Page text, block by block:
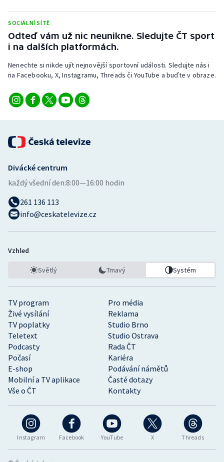
SOCIÁLNÍ SÍTĚ
Odteď vám už nic neunikne. Sledujte ČT sport
i na dalších platformách.
Nenechte si nikde ujít nejnovější sportovní události. Sledujte nás i
na Facebooku, X, Instagramu, Threads či YouTube a buďte v obraze.
Instagram Facebook YouTube X Threads
TV program
Pro média
Živé vysílání
Reklama
TV poplatky
Studio Brno
Teletext
Studio Ostrava
Podcasty
Rada ČT
Počasí
Kariéra
E-shop
Podávání námětů
Mobilní a TV aplikace
Časté dotazy
Vše o ČT
Kontakty
Divácké centrum
každý všední den:8:00—16:00 hodin
261 136 113
info@ceskatelevize.cz
Vzhled
Světlý Tmavý Systém